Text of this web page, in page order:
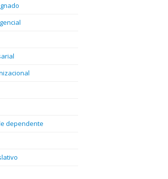
dependente